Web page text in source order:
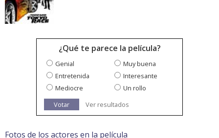
¿Qué te parece la película?
Genial
Muy buena
Entretenida
Interesante
Mediocre
Un rollo
Votar
Ver resultados
Fotos de los actores en la película